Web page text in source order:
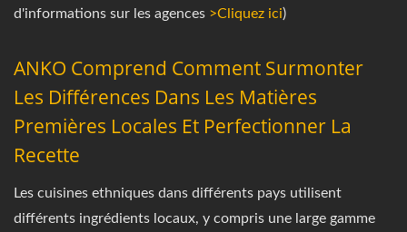
d'informations sur les agences >Cliquez ici)
ANKO Comprend Comment Surmonter
Les Différences Dans Les Matières
Premières Locales Et Perfectionner La
Recette
Les cuisines ethniques dans différents pays utilisent
différents ingrédients locaux, y compris une large gamme